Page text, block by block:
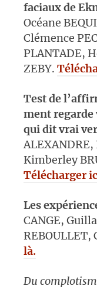
faciaux de
Océane
Clémence
PLANTADE,
ZEBY.
Test de
ment regarde
qui dit vrai
Kimberley
Télécharger
Les
CANGE,
REBOULLET,
là.
Du